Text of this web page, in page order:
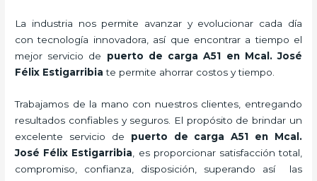
La industria nos permite avanzar y evolucionar cada día
con tecnología innovadora, así que encontrar a tiempo el
mejor servicio de puerto de carga A51 en Mcal. José
Félix Estigarribia te permite ahorrar costos y tiempo.
Trabajamos de la mano con nuestros clientes, entregando
resultados confiables y seguros. El propósito de brindar un
excelente servicio de puerto de carga A51 en Mcal.
José Félix Estigarribia , es proporcionar satisfacción total,
compromiso, confianza, disposición, superando así las